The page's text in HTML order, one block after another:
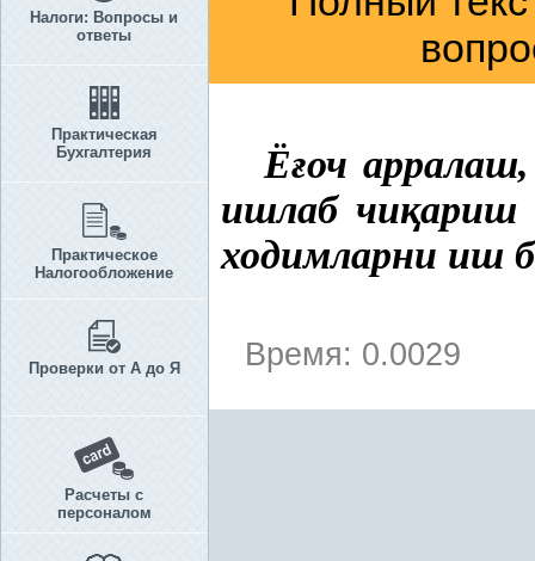
Налоги: Вопросы и
ответы
Практическая
Бухгалтерия
Практическое
Налогообложение
Проверки от А до Я
Расчеты с
персоналом
Ёғоч
ишлаб чиқариш
ходимларни иш
Время: 0.0029